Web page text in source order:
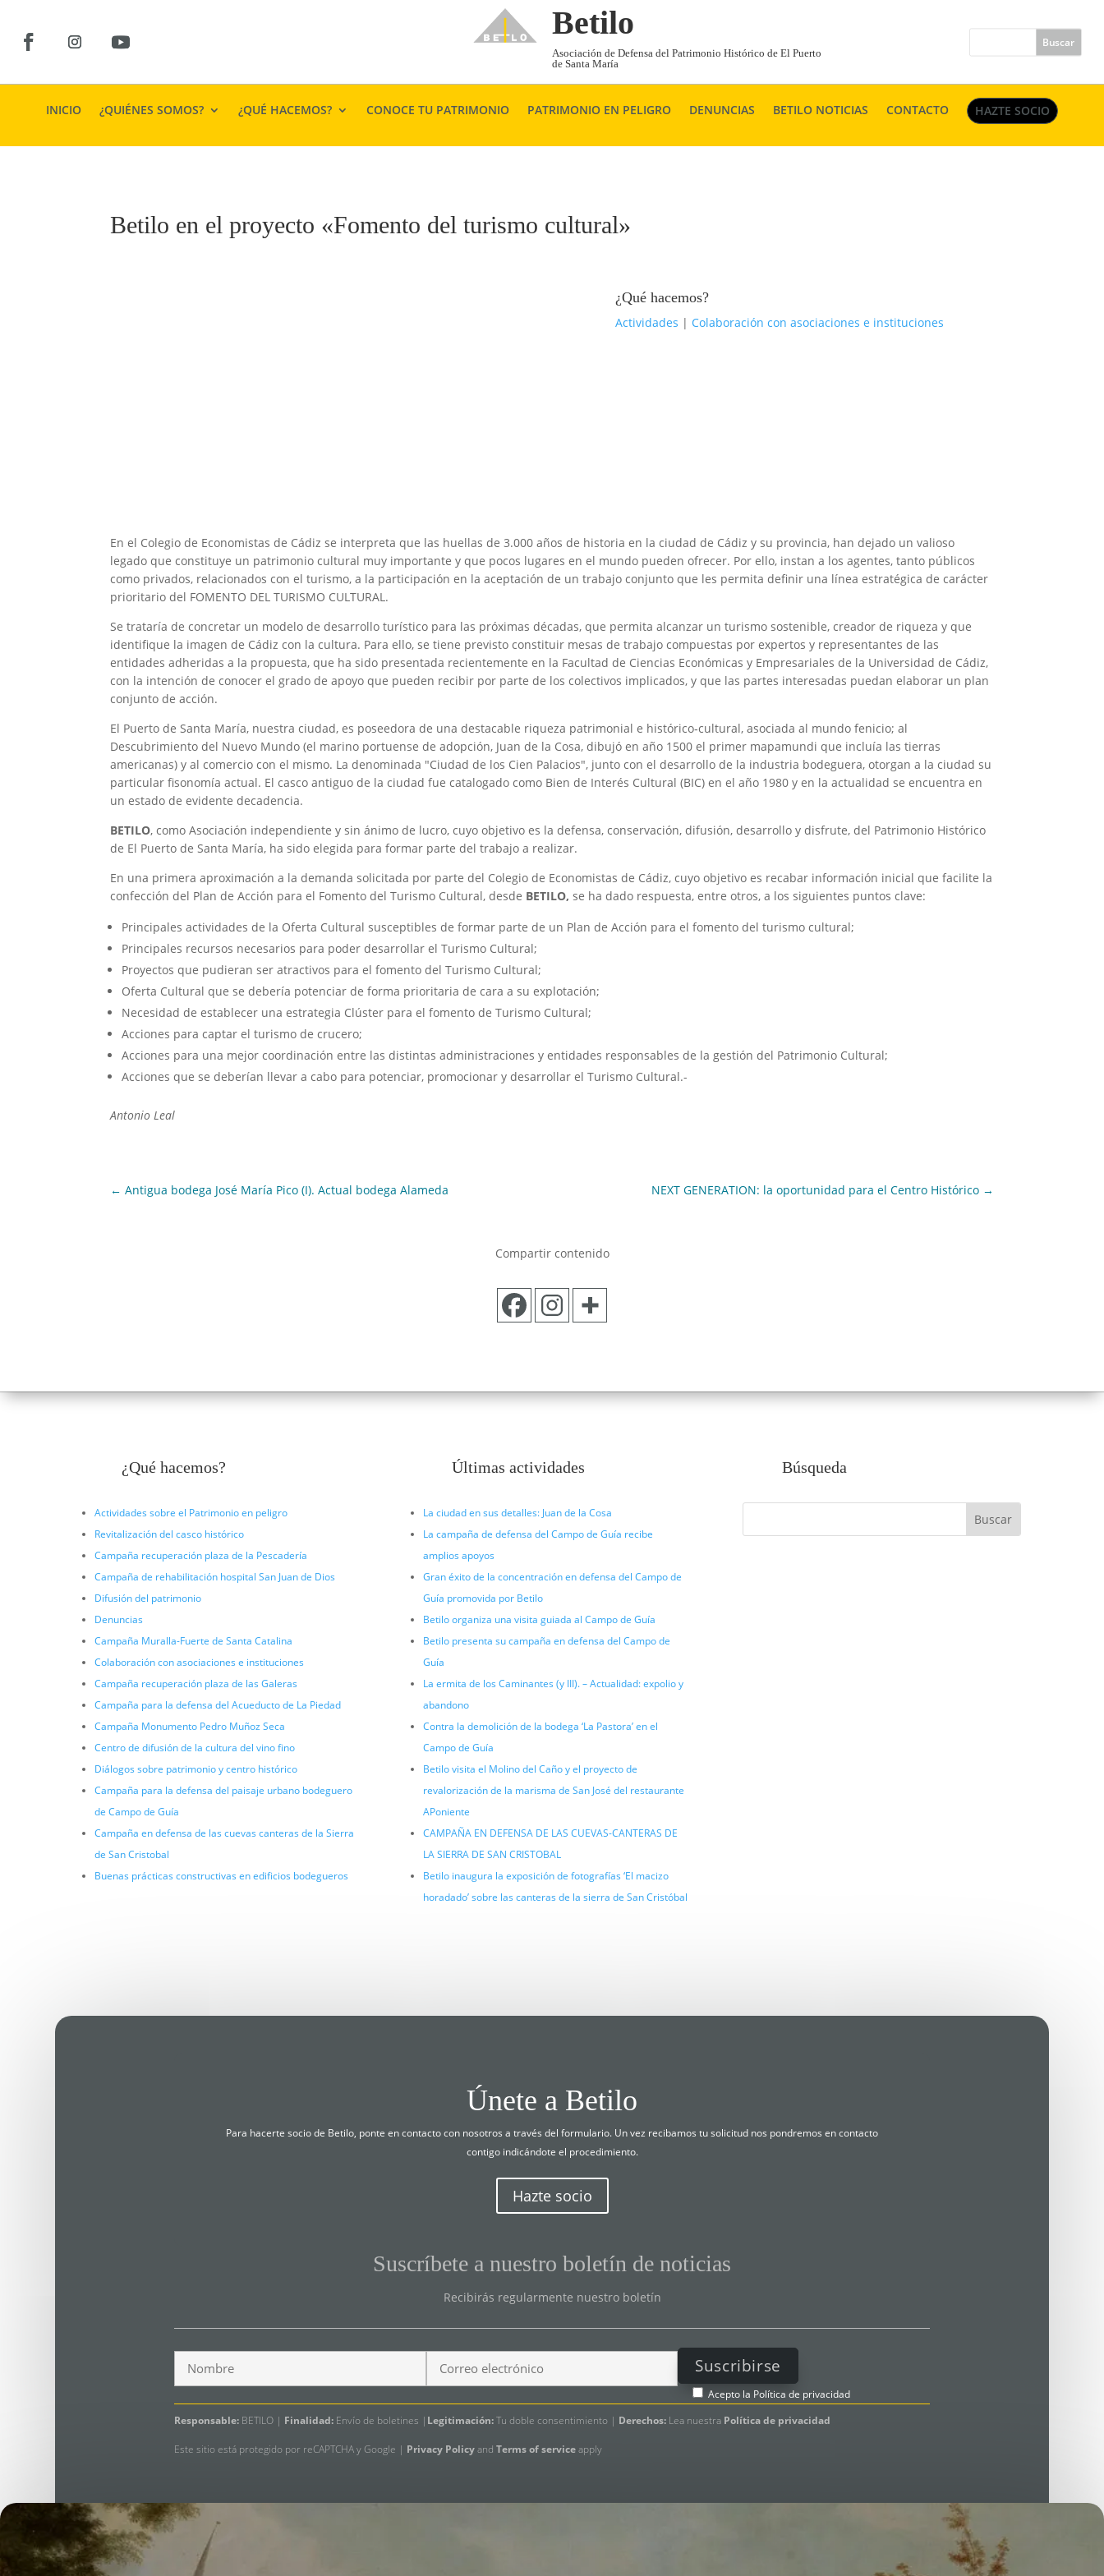
Betilo
Asociación de Defensa del Patrimonio Histórico de El Puerto
de Santa María
INICIO ¿QUIÉNES SOMOS? ¿QUÉ HACEMOS? CONOCE TU PATRIMONIO PATRIMONIO EN PELIGRO DENUNCIAS BETILO NOTICIAS CONTACTO HAZTE SOCIO
Betilo en el proyecto «Fomento del turismo cultural»
¿Qué hacemos?
Actividades | Colaboración con asociaciones e instituciones
En el Colegio de Economistas de Cádiz se interpreta que las huellas de 3.000 años de historia en la ciudad de Cádiz y su provincia, han dejado un valioso
legado que constituye un patrimonio cultural muy importante y que pocos lugares en el mundo pueden ofrecer. Por ello, instan a los agentes, tanto públicos
como privados, relacionados con el turismo, a la participación en la aceptación de un trabajo conjunto que les permita definir una línea estratégica de carácter
prioritario del FOMENTO DEL TURISMO CULTURAL.
Se trataría de concretar un modelo de desarrollo turístico para las próximas décadas, que permita alcanzar un turismo sostenible, creador de riqueza y que
identifique la imagen de Cádiz con la cultura. Para ello, se tiene previsto constituir mesas de trabajo compuestas por expertos y representantes de las
entidades adheridas a la propuesta, que ha sido presentada recientemente en la Facultad de Ciencias Económicas y Empresariales de la Universidad de Cádiz,
con la intención de conocer el grado de apoyo que pueden recibir por parte de los colectivos implicados, y que las partes interesadas puedan elaborar un plan
conjunto de acción.
El Puerto de Santa María, nuestra ciudad, es poseedora de una destacable riqueza patrimonial e histórico‐cultural, asociada al mundo fenicio; al
Descubrimiento del Nuevo Mundo (el marino portuense de adopción, Juan de la Cosa, dibujó en año 1500 el primer mapamundi que incluía las tierras
americanas) y al comercio con el mismo. La denominada "Ciudad de los Cien Palacios", junto con el desarrollo de la industria bodeguera, otorgan a la ciudad su
particular fisonomía actual. El casco antiguo de la ciudad fue catalogado como Bien de Interés Cultural (BIC) en el año 1980 y en la actualidad se encuentra en
un estado de evidente decadencia.
BETILO, como Asociación independiente y sin ánimo de lucro, cuyo objetivo es la defensa, conservación, difusión, desarrollo y disfrute, del Patrimonio Histórico
de El Puerto de Santa María, ha sido elegida para formar parte del trabajo a realizar.
En una primera aproximación a la demanda solicitada por parte del Colegio de Economistas de Cádiz, cuyo objetivo es recabar información inicial que facilite la
confección del Plan de Acción para el Fomento del Turismo Cultural, desde BETILO, se ha dado respuesta, entre otros, a los siguientes puntos clave:
Principales actividades de la Oferta Cultural susceptibles de formar parte de un Plan de Acción para el fomento del turismo cultural;
Principales recursos necesarios para poder desarrollar el Turismo Cultural;
Proyectos que pudieran ser atractivos para el fomento del Turismo Cultural;
Oferta Cultural que se debería potenciar de forma prioritaria de cara a su explotación;
Necesidad de establecer una estrategia Clúster para el fomento de Turismo Cultural;
Acciones para captar el turismo de crucero;
Acciones para una mejor coordinación entre las distintas administraciones y entidades responsables de la gestión del Patrimonio Cultural;
Acciones que se deberían llevar a cabo para potenciar, promocionar y desarrollar el Turismo Cultural.-
Antonio Leal
←Antigua bodega José María Pico (I). Actual bodega Alameda NEXT GENERATION: la oportunidad para el Centro Histórico→
Compartir contenido
¿Qué hacemos?
Actividades sobre el Patrimonio en peligro
Revitalización del casco histórico
Campaña recuperación plaza de la Pescadería
Campaña de rehabilitación hospital San Juan de Dios
Difusión del patrimonio
Denuncias
Campaña Muralla-Fuerte de Santa Catalina
Colaboración con asociaciones e instituciones
Campaña recuperación plaza de las Galeras
Campaña para la defensa del Acueducto de La Piedad
Campaña Monumento Pedro Muñoz Seca
Centro de difusión de la cultura del vino fino
Diálogos sobre patrimonio y centro histórico
Campaña para la defensa del paisaje urbano bodeguero
de Campo de Guía
Campaña en defensa de las cuevas canteras de la Sierra
de San Cristobal
Buenas prácticas constructivas en edificios bodegueros
Últimas actividades
La ciudad en sus detalles: Juan de la Cosa
La campaña de defensa del Campo de Guía recibe
amplios apoyos
Gran éxito de la concentración en defensa del Campo de
Guía promovida por Betilo
Betilo organiza una visita guiada al Campo de Guía
Betilo presenta su campaña en defensa del Campo de
Guía
La ermita de los Caminantes (y III). – Actualidad: expolio y
abandono
Contra la demolición de la bodega ‘La Pastora’ en el
Campo de Guía
Betilo visita el Molino del Caño y el proyecto de
revalorización de la marisma de San José del restaurante
APoniente
CAMPAÑA EN DEFENSA DE LAS CUEVAS-CANTERAS DE
LA SIERRA DE SAN CRISTOBAL
Betilo inaugura la exposición de fotografías ‘El macizo
horadado’ sobre las canteras de la sierra de San Cristóbal
Búsqueda
Únete a Betilo
Para hacerte socio de Betilo, ponte en contacto con nosotros a través del formulario. Un vez recibamos tu solicitud nos pondremos en contacto
contigo indicándote el procedimiento.
Hazte socio
Suscríbete a nuestro boletín de noticias
Recibirás regularmente nuestro boletín
Acepto la Política de privacidad
Responsable: BETILO | Finalidad: Envío de boletines | Legitimación:Tu doble consentimiento | Derechos: Lea nuestra Política de privacidad
Este sitio está protegido por reCAPTCHA y Google | Privacy PolicyandTerms of serviceapply